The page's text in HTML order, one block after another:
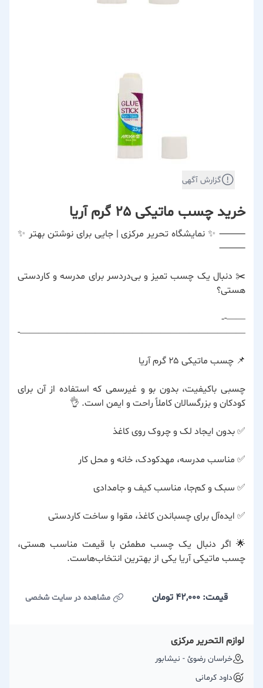
گزارش آگهی
خرید چسب ماتیکی 25 گرم آریا
⸻ ✨ نمایشگاه تحریر مرکزی | جایی برای نوشتن بهتر ✨
⸻
✂️ دنبال یک چسب تمیز و بی‌دردسر برای مدرسه و کاردستی
هستی؟
——-‐
————————————————————————-
📌 چسب ماتیکی ۲۵ گرم آریا
چسبی باکیفیت، بدون بو و غیرسمی که استفاده از آن برای
کودکان و بزرگسالان کاملاً راحت و ایمن است. 👌
✅ بدون ایجاد لک و چروک روی کاغذ
✅ مناسب مدرسه، مهدکودک، خانه و محل کار
✅ سبک و کم‌جا، مناسب کیف و جامدادی
✅ ایده‌آل برای چسباندن کاغذ، مقوا و ساخت کاردستی
🌟 اگر دنبال یک چسب مطمئن با قیمت مناسب هستی،
چسب ماتیکی آریا یکی از بهترین انتخاب‌هاست.
قیمت: 42,000 تومان مشاهده در سایت شخصی
لوازم التحریر مرکزی
خراسان رضوئ - نیشابور
داود کرمانی